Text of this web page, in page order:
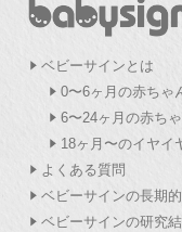
ベビーサインとは
0〜6ヶ月の赤ちゃ
6〜24ヶ月の赤ち
18ヶ月〜のイヤイ
よくある質問
ベビーサインの長期
ベビーサインの研究